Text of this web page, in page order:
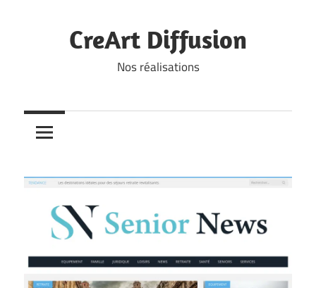
CreArt Diffusion
Nos réalisations